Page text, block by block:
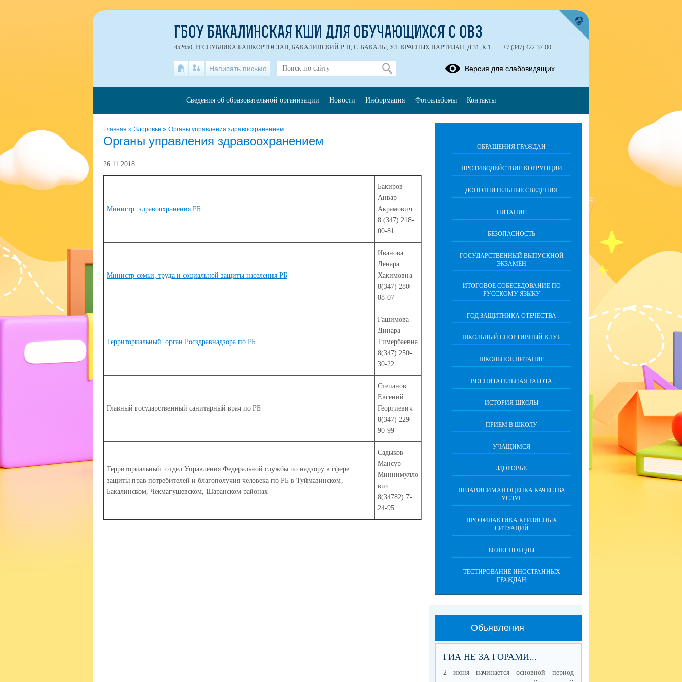
Главная » Здоровье » Органы управления здравоохранением
Органы управления здравоохранением
26.11.2018
Министр здравоохранения РБ
Бакиров
Анвар
Акрамович
8 (347) 218-
00-81
Министр семьи, труда и социальной защиты населения РБ
Иванова
Ленара
Хакимовна
8(347) 280-
88-07
Территориальный орган Росздравнадзора по РБ
Гашимова
Динара
Тимербаевна
8(347) 250-
30-22
Главный государственный санитарный врач по РБ
Степанов
Евгений
Георгиевич
8(347) 229-
90-99
Территориальный отдел Управления Федеральной службы по надзору в сфере
защиты прав потребителей и благополучия человека по РБ в Туймазинском,
Бакалинском, Чекмагушевском, Шаранском районах
Садыков
Мансур
Миннимулло
вич
8(34782) 7-
24-95
ОБРАЩЕНИЯ ГРАЖДАН
ПРОТИВОДЕЙСТВИЕ КОРРУПЦИИ
ДОПОЛНИТЕЛЬНЫЕ СВЕДЕНИЯ
ПИТАНИЕ
БЕЗОПАСНОСТЬ
ГОСУДАРСТВЕННЫЙ ВЫПУСКНОЙ
ЭКЗАМЕН
ИТОГОВОЕ СОБЕСЕДОВАНИЕ ПО
РУССКОМУ ЯЗЫКУ
ГОД ЗАЩИТНИКА ОТЕЧЕСТВА
ШКОЛЬНЫЙ СПОРТИВНЫЙ КЛУБ
ШКОЛЬНОЕ ПИТАНИЕ
ВОСПИТАТЕЛЬНАЯ РАБОТА
ИСТОРИЯ ШКОЛЫ
ПРИЕМ В ШКОЛУ
УЧАЩИМСЯ
ЗДОРОВЬЕ
НЕЗАВИСИМАЯ ОЦЕНКА КАЧЕСТВА
УСЛУГ
ПРОФИЛАКТИКА КРИЗИСНЫХ
СИТУАЦИЙ
80 ЛЕТ ПОБЕДЫ
ТЕСТИРОВАНИЕ ИНОСТРАННЫХ
ГРАЖДАН
Объявления
ГИА НЕ ЗА ГОРАМИ...
2 июня начинается основной период
ГБОУ БАКАЛИНСКАЯ КШИ ДЛЯ ОБУЧАЮЩИХСЯ С ОВЗ
452650, РЕСПУБЛИКА БАШКОРТОСТАН, БАКАЛИНСКИЙ Р-Н, С. БАКАЛЫ, УЛ. КРАСНЫХ ПАРТИЗАН, Д.31, К.1 +7 (347) 422-37-00
Написать письмо Версия для слабовидящих
Сведения об образовательной организации Новости Информация Фотоальбомы Контакты